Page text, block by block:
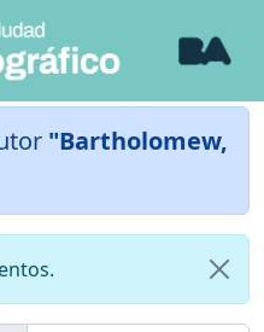
"Bartholomew,